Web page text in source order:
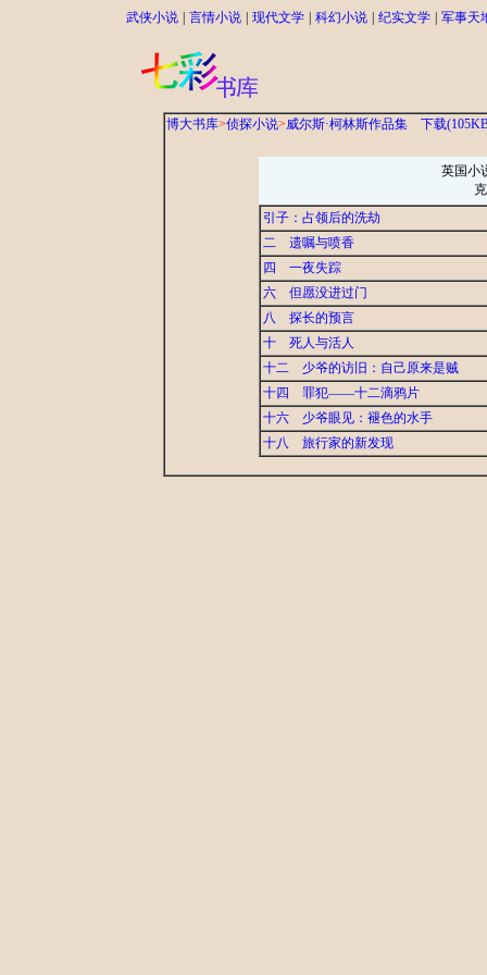
武侠小说 言情小说 现代文学 科幻小说 纪实文学 军事天
博大书库>侦探小说>威尔斯·柯林斯作品集 下载
英国小
引子：占领后的洗劫
二 遗嘱与喷香
四 一夜失踪
六 但愿没进过门
八 探长的预言
十 死人与活人
十二 少爷的访旧：自己原来是贼
十四 罪犯——十二滴鸦片
十六 少爷眼见：褪色的水手
十八 旅行家的新发现